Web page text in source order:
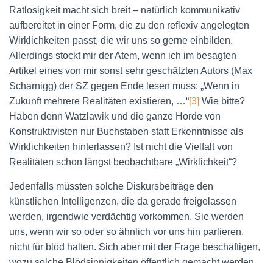
Ratlosigkeit macht sich breit – natürlich kommunikativ
aufbereitet in einer Form, die zu den reflexiv angelegten
Wirklichkeiten passt, die wir uns so gerne einbilden.
Allerdings stockt mir der Atem, wenn ich im besagten
Artikel eines von mir sonst sehr geschätzten Autors (Max
Scharnigg) der SZ gegen Ende lesen muss: „Wenn in
Zukunft mehrere Realitäten existieren, …“[3] Wie bitte?
Haben denn Watzlawik und die ganze Horde von
Konstruktivisten nur Buchstaben statt Erkenntnisse als
Wirklichkeiten hinterlassen? Ist nicht die Vielfalt von
Realitäten schon längst beobachtbare „Wirklichkeit“?
Jedenfalls müssten solche Diskursbeiträge den
künstlichen Intelligenzen, die da gerade freigelassen
werden, irgendwie verdächtig vorkommen. Sie werden
uns, wenn wir so oder so ähnlich vor uns hin parlieren,
nicht für blöd halten. Sich aber mit der Frage beschäftigen,